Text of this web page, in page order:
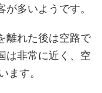
多いようです。
離れた後は空路で
は非常に近く、空
ます。